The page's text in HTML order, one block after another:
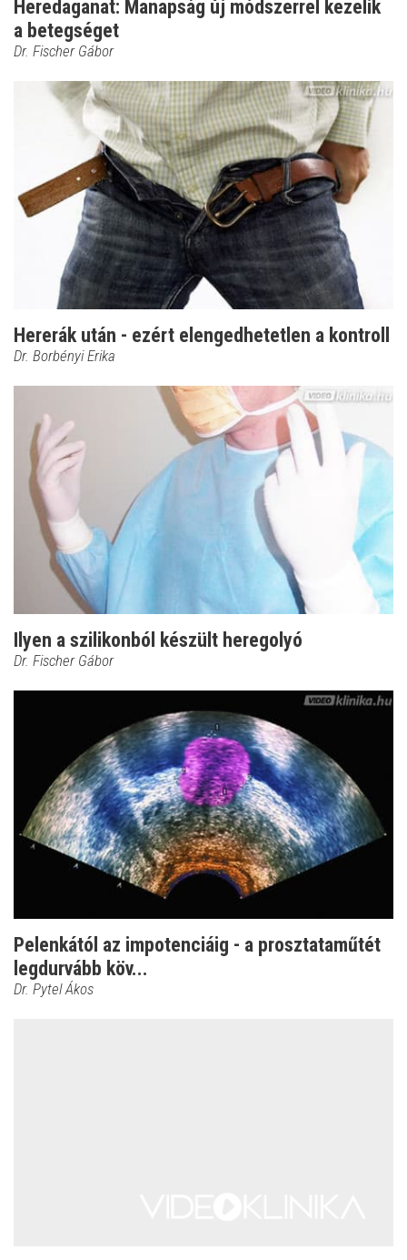
Heredaganat: Manapság új módszerrel kezelik
a betegséget
Dr. Fischer Gábor
Hererák után - ezért elengedhetetlen a kontroll
Dr. Borbényi Erika
Ilyen a szilikonból készült heregolyó
Dr. Fischer Gábor
Pelenkától az impotenciáig - a prosztataműtét
legdurvább köv...
Dr. Pytel Ákos